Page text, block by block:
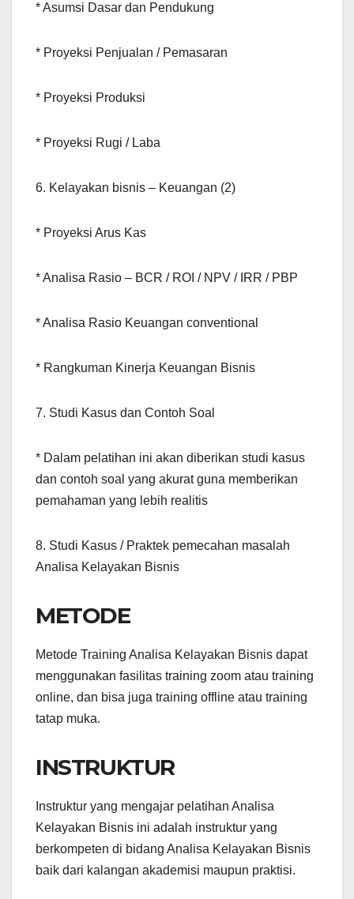
* Asumsi Dasar dan Pendukung
* Proyeksi Penjualan / Pemasaran
* Proyeksi Produksi
* Proyeksi Rugi / Laba
6. Kelayakan bisnis – Keuangan (2)
* Proyeksi Arus Kas
* Analisa Rasio – BCR / ROI / NPV / IRR / PBP
* Analisa Rasio Keuangan conventional
* Rangkuman Kinerja Keuangan Bisnis
7. Studi Kasus dan Contoh Soal
* Dalam pelatihan ini akan diberikan studi kasus
dan contoh soal yang akurat guna memberikan
pemahaman yang lebih realitis
8. Studi Kasus / Praktek pemecahan masalah
Analisa Kelayakan Bisnis
METODE
Metode Training Analisa Kelayakan Bisnis dapat
menggunakan fasilitas training zoom atau training
online, dan bisa juga training offline atau training
tatap muka.
INSTRUKTUR
Instruktur yang mengajar pelatihan Analisa
Kelayakan Bisnis ini adalah instruktur yang
berkompeten di bidang Analisa Kelayakan Bisnis
baik dari kalangan akademisi maupun praktisi.